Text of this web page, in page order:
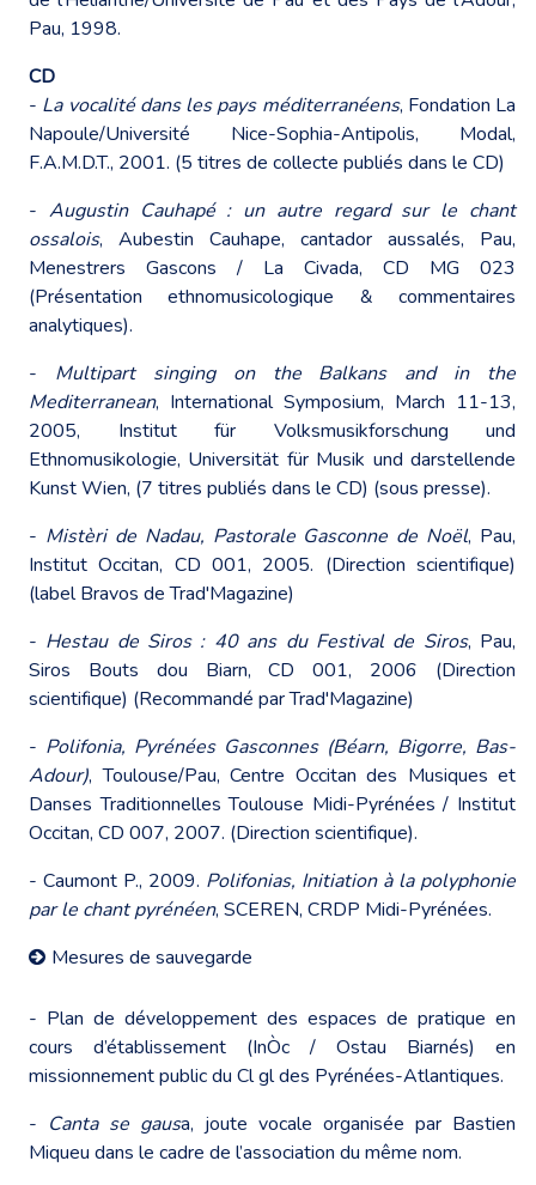
Pau, 1998.
CD
- La vocalité dans les pays méditerranéens, Fondation La
Napoule/Université Nice-Sophia-Antipolis, Modal,
F.A.M.D.T., 2001. (5 titres de collecte publiés dans le CD)
- Augustin Cauhapé : un autre regard sur le chant
ossalois, Aubestin Cauhape, cantador aussalés, Pau,
Menestrers Gascons / La Civada, CD MG 023
(Présentation ethnomusicologique & commentaires
analytiques).
- Multipart singing on the Balkans and in the
Mediterranean, International Symposium, March 11-13,
2005, Institut für Volksmusikforschung und
Ethnomusikologie, Universität für Musik und darstellende
Kunst Wien, (7 titres publiés dans le CD) (sous presse).
- Mistèri de Nadau, Pastorale Gasconne de Noël, Pau,
Institut Occitan, CD 001, 2005. (Direction scientifique)
(label Bravos de Trad'Magazine)
- Hestau de Siros : 40 ans du Festival de Siros, Pau,
Siros Bouts dou Biarn, CD 001, 2006 (Direction
scientifique) (Recommandé par Trad'Magazine)
- Polifonia, Pyrénées Gasconnes (Béarn, Bigorre, Bas-
Adour), Toulouse/Pau, Centre Occitan des Musiques et
Danses Traditionnelles Toulouse Midi-Pyrénées / Institut
Occitan, CD 007, 2007. (Direction scientifique).
- Caumont P., 2009. Polifonias, Initiation à la polyphonie
par le chant pyrénéen, SCEREN, CRDP Midi-Pyrénées.
Mesures de sauvegarde
- Plan de développement des espaces de pratique en
cours d’établissement (InÒc / Ostau Biarnés) en
missionnement public du Cl gl des Pyrénées-Atlantiques.
- Canta se gausa, joute vocale organisée par Bastien
Miqueu dans le cadre de l’association du même nom.